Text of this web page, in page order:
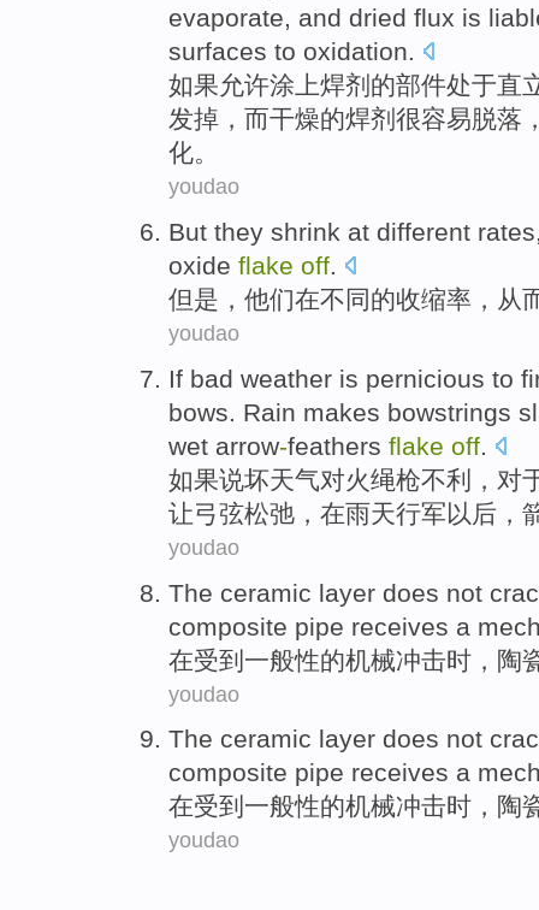
evaporate, and dried flux is
surfaces to oxidation.
如果允许涂上焊剂 的部件处于直
发掉 ， 而干燥的焊剂 很容易脱落
化。
youdao
But they shrink at different
oxide flake off.
但是 ， 他们在不同的收缩率 ， 从
youdao
If bad weather is pernicious to
bows. Rain makes bowstrings
wet arrow-feathers flake off.
如果说坏天气对火绳枪不利，对
让弓弦松弛 ， 在雨天行军以后 ，
youdao
The ceramic layer does not
composite pipe receives a
在受到一般性的机械冲击时 ， 陶
youdao
The ceramic layer does not
composite pipe receives a
在受到一般性的机械冲击时 ， 陶
youdao